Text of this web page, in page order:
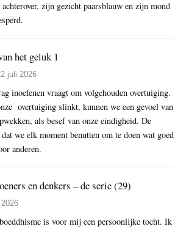
zijn gezicht paarsblauw en zijn mond
het geluk 1
juli 2026
inoefenen vraagt om volgehouden overtuiging.
overtuiging slinkt, kunnen we een gevoel van
als besef van onze eindigheid. De
we elk moment benutten om te doen wat goed
anderen.
en denkers – de serie (29)
is voor mij een persoonlijke tocht. Ik